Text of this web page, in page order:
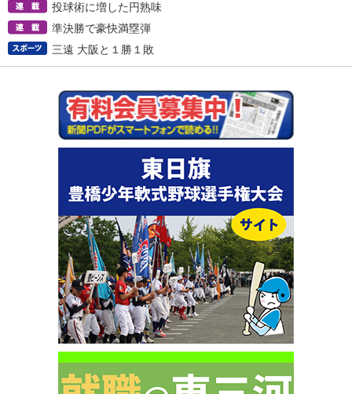
投球術に増した円熟味
準決勝で豪快満塁弾
三遠 大阪と１勝１敗